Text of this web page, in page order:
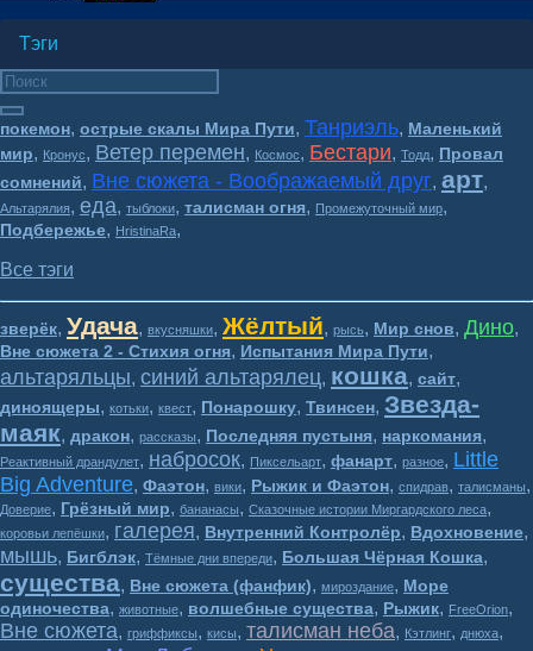
Тэги
покемон, острые скалы Мира Пути, Танриэль, Маленький
мир, Кронус, Ветер перемен, Космос, Бестари, Тодд, Провал
сомнений, Вне сюжета - Воображаемый друг, арт,
Альтарялия, еда, тыблоки, талисман огня, Промежуточный мир,
Подбережье, HristinaRa,
Все тэги
зверёк, Удача, вкусняшки, Жёлтый, рысь, Мир снов, Дино,
Вне сюжета 2 - Стихия огня, Испытания Мира Пути,
альтаряльцы, синий альтарялец, кошка, сайт,
диноящеры, котьки, квест, Понарошку, Твинсен, Звезда-
маяк, дракон, рассказы, Последняя пустыня, наркомания,
Реактивный драндулет, набросок, Пиксельарт, фанарт, разное, Little
Big Adventure, Фаэтон, вики, Рыжик и Фаэтон, спидрав, талисманы,
Доверие, Грёзный мир, бананасы, Сказочные истории Миргардского леса,
коровьи лепёшки, галерея, Внутренний Контролёр, Вдохновение,
мышь, Бигблэк, Тёмные дни впереди, Большая Чёрная Кошка,
существа, Вне сюжета (фанфик), мироздание, Море
одиночества, животные, волшебные существа, Рыжик, FreeOrion,
Вне сюжета, гриффиксы, кисы, талисман неба, Кэтлинг, днюха,